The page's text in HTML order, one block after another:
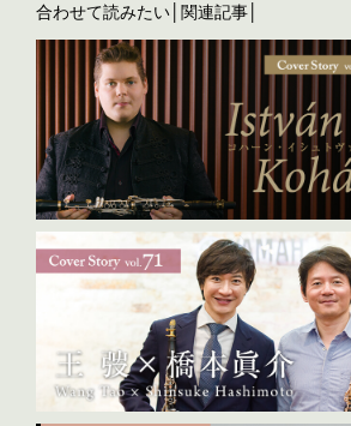
合わせて読みたい│関連記事│